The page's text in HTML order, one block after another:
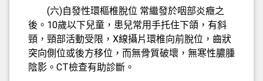
(六)自發性環樞椎脫位 常繼發於咽部炎癥之
後。10歲以下兒童，患兒常用手托住下頜，有斜
頸，頸部活動受限，X線攝片環椎向前脫位，齒狀
突向側位或後方移位，而無骨質破壞，無寒性膿腫
陰影。CT檢查有助診斷。